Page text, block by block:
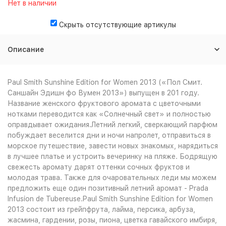
Нет в наличии
Скрыть отсутствующие артикулы
Описание
Paul Smith Sunshine Edition for Women 2013 («Пол Смит.
Саншайн Эдишн фо Вумен 2013») выпущен в 201 году.
Название женского фруктового аромата с цветочными
нотками переводится как «Солнечный свет» и полностью
оправдывает ожидания.Летний легкий, сверкающий парфюм
побуждает веселится дни и ночи напролет, отправиться в
морское путешествие, завести новых знакомых, нарядиться
в лучшее платье и устроить вечеринку на пляже. Бодрящую
свежесть аромату дарят оттенки сочных фруктов и
молодая трава. Также для очаровательных леди мы можем
предложить еще один позитивный летний аромат - Prada
Infusion de Tubereuse.Paul Smith Sunshine Edition for Women
2013 состоит из грейпфрута, лайма, персика, арбуза,
жасмина, гардении, розы, пиона, цветка гавайского имбиря,